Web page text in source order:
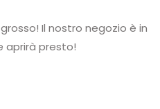
Il nostro negozio è in
aprirà presto!